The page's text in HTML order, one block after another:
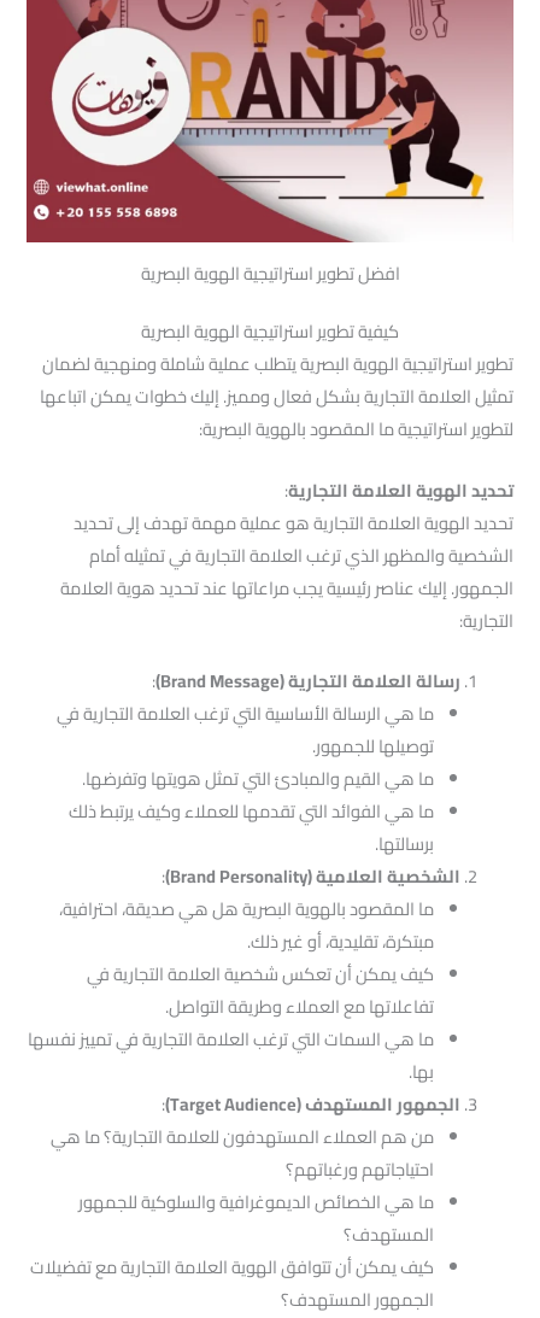
افضل تطوير استراتيجية الهوية البصرية
كيفية تطوير استراتيجية الهوية البصرية
تطوير استراتيجية الهوية البصرية يتطلب عملية شاملة ومنهجية لضمان
تمثيل العلامة التجارية بشكل فعال ومميز. إليك خطوات يمكن اتباعها
لتطوير استراتيجية ما المقصود بالهوية البصرية:
تحديد الهوية العلامة التجارية:
تحديد الهوية العلامة التجارية هو عملية مهمة تهدف إلى تحديد
الشخصية والمظهر الذي ترغب العلامة التجارية في تمثيله أمام
الجمهور. إليك عناصر رئيسية يجب مراعاتها عند تحديد هوية العلامة
التجارية:
رسالة العلامة التجارية (Brand Message)
:
ما هي الرسالة الأساسية التي ترغب العلامة التجارية في
توصيلها للجمهور.
ما هي القيم والمبادئ التي تمثل هويتها وتفرضها.
ما هي الفوائد التي تقدمها للعملاء وكيف يرتبط ذلك
برسالتها.
الشخصية العلامية (Brand Personality)
:
ما المقصود بالهوية البصرية هل هي صديقة، احترافية،
مبتكرة، تقليدية، أو غير ذلك.
كيف يمكن أن تعكس شخصية العلامة التجارية في
تفاعلاتها مع العملاء وطريقة التواصل.
ما هي السمات التي ترغب العلامة التجارية في تمييز نفسها
بها.
الجمهور المستهدف (Target Audience)
:
من هم العملاء المستهدفون للعلامة التجارية؟ ما هي
احتياجاتهم ورغباتهم؟
ما هي الخصائص الديموغرافية والسلوكية للجمهور
المستهدف؟
كيف يمكن أن تتوافق الهوية العلامة التجارية مع تفضيلات
الجمهور المستهدف؟